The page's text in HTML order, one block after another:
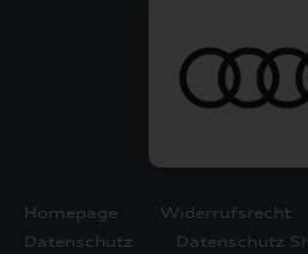
Homepage Widerrufsrecht
Datenschutz
Datenschutz